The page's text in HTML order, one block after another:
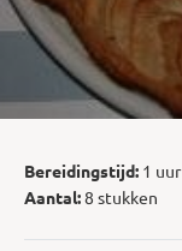
Bereidingstijd: 1 uur
Aantal:8 stukken